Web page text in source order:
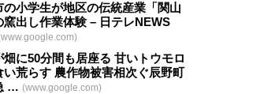
の小学生が地区の伝統産業 「関山
窯出し作業体験 – 日テレNEWS
畑に50分間も居座る 甘いトウモロ
い荒らす 農作物被害相次ぐ辰野町
… (www.google.com)